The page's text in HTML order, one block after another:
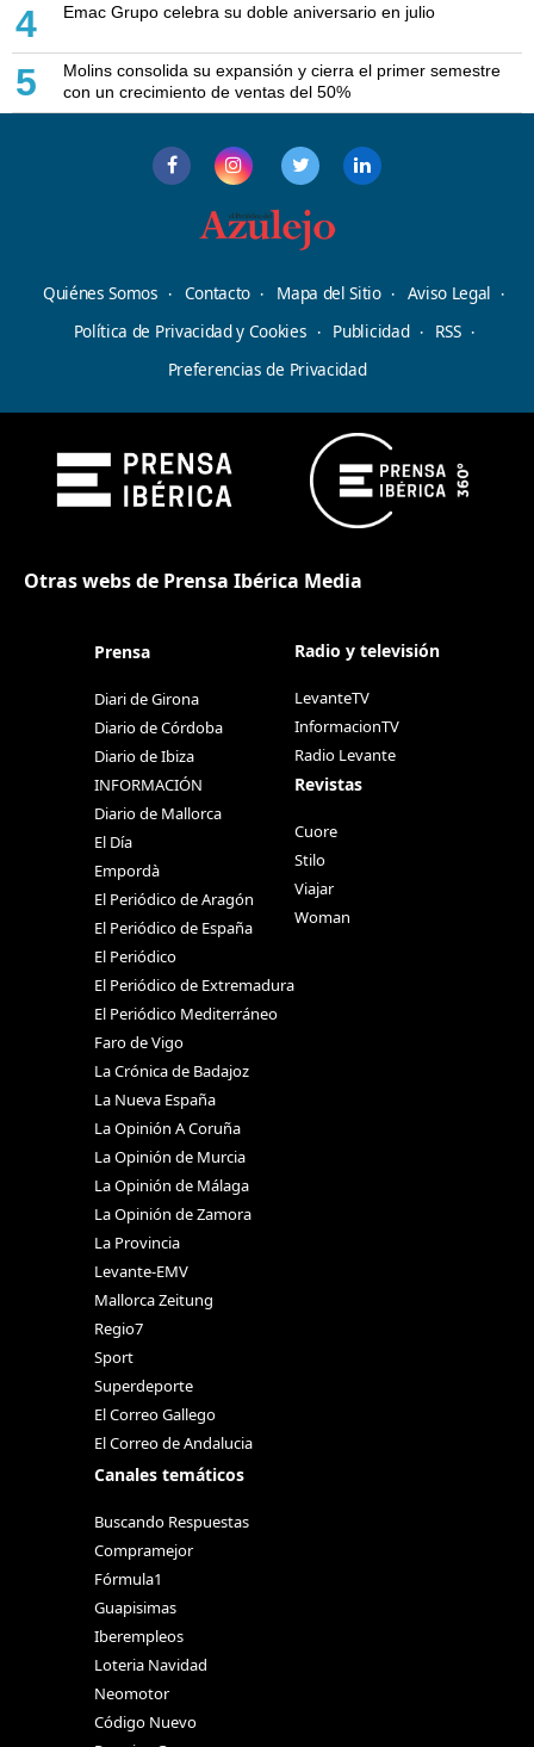
4 Emac Grupo celebra su doble aniversario en julio
5
Molins consolida su expansión y cierra el primer semestre
con un crecimiento de ventas del 50%
Quiénes Somos Contacto Mapa del Sitio
Aviso Legal
Política de Privacidad y Cookies
Publicidad
RSS
Preferencias de Privacidad
Otras webs de Prensa Ibérica Media
Prensa
Diari de Girona
Diario de Córdoba
Diario de Ibiza
INFORMACIÓN
Diario de Mallorca
El Día
Empordà
El Periódico de Aragón
El Periódico de España
El Periódico
El Periódico de Extremadura
El Periódico Mediterráneo
Faro de Vigo
La Crónica de Badajoz
La Nueva España
La Opinión A Coruña
La Opinión de Murcia
La Opinión de Málaga
La Opinión de Zamora
La Provincia
Levante-EMV
Mallorca Zeitung
Regio7
Sport
Superdeporte
El Correo Gallego
El Correo de Andalucia
Canales temáticos
Buscando Respuestas
Compramejor
Fórmula1
Guapisimas
Iberempleos
Loteria Navidad
Neomotor
Código Nuevo
Radio y televisión
LevanteTV
InformacionTV
Radio Levante
Revistas
Cuore
Stilo
Viajar
Woman